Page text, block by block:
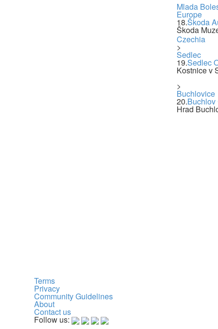
Mlada
18.Škoda
Škoda
Europe
Czechia
>
Sedlec
19.Sedlec
Kostnice v
>
Buchlovice
20.Buchlov
Hrad
Terms
Privacy
Community Guidelines
About
Contact us
Follow us: